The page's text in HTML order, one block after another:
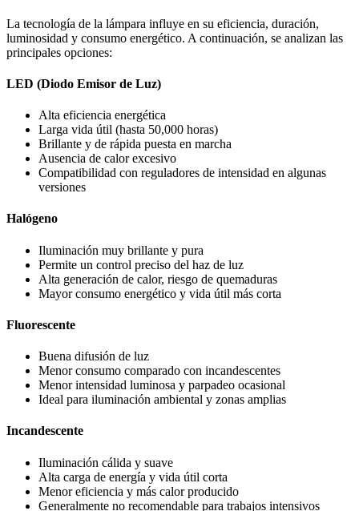
La tecnología de la lámpara influye en su eficiencia, duración,
luminosidad y consumo energético. A continuación, se analizan las
principales opciones:
LED (Diodo Emisor de Luz)
Alta eficiencia energética
Larga vida útil (hasta 50,000 horas)
Brillante y de rápida puesta en marcha
Ausencia de calor excesivo
Compatibilidad con reguladores de intensidad en algunas
versiones
Halógeno
Iluminación muy brillante y pura
Permite un control preciso del haz de luz
Alta generación de calor, riesgo de quemaduras
Mayor consumo energético y vida útil más corta
Fluorescente
Buena difusión de luz
Menor consumo comparado con incandescentes
Menor intensidad luminosa y parpadeo ocasional
Ideal para iluminación ambiental y zonas amplias
Incandescente
Iluminación cálida y suave
Alta carga de energía y vida útil corta
Menor eficiencia y más calor producido
Generalmente no recomendable para trabajos intensivos